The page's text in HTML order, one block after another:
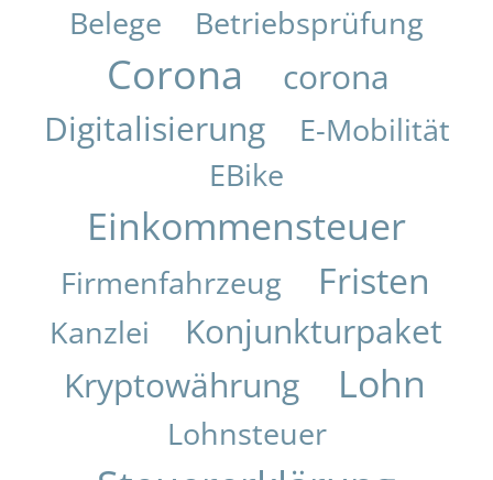
Belege Betriebsprüfung
Corona
corona
Digitalisierung
E-Mobilität
EBike
Einkommensteuer
Firmenfahrzeug Fristen
Kanzlei
Konjunkturpaket
Kryptowährung
Lohn
Lohnsteuer